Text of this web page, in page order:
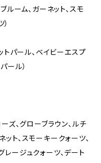
ルーム、ガーネット、スモ
トパール、ベイビーエスプ
ール）
ズ、グローブラウン、ルチ
ット、スモーキークォーツ、
レージュクォーツ、デート